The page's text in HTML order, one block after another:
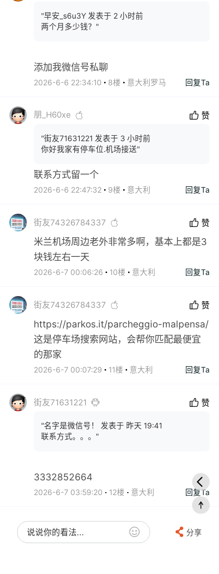
"早安_s6u3Y 发表于 2 小时前
两个月多少钱？"
添加我微信号私聊
2026-6-6 22:34:10 8楼 意大利罗马 回复Ta
朋_H60xe 赞
"街友71631221 发表于 3 小时前
你好我家有停车位.机场接送"
联系方式留一个
2026-6-6 22:47:32 9楼 意大利 回复Ta
街友74326784337 赞
米兰机场周边老外非常多啊，基本上都是3
块钱左右一天
2026-6-7 00:06:26 10楼 意大利 回复Ta
街友74326784337 赞
https://parkos.it/parcheggio-malpensa/
这是停车场搜索网站，会帮你匹配最便宜
的那家
2026-6-7 00:07:29 11楼 意大利 回复Ta
街友71631221 赞
"名字是微信号！ 发表于 昨天 19:41
联系方式。。。"
3332852664
2026-6-7 03:59:20 12楼 意大利 回复Ta
说说你的看法... 分享